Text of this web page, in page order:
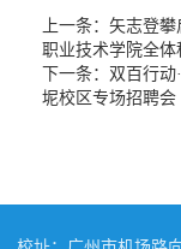
上一条： 矢志登
职业技术学院全
下一条： 双百行
坭校区专场招聘会